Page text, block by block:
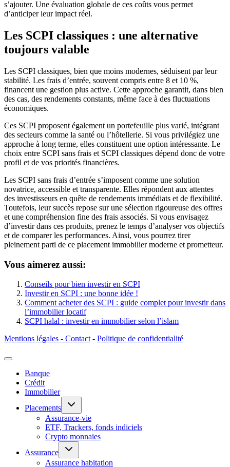
s’ajouter. Une évaluation globale de ces coûts vous permet
d’anticiper leur impact réel.
Les SCPI classiques : une alternative
toujours valable
Les SCPI classiques, bien que moins modernes, séduisent par leur
stabilité. Les frais d’entrée, souvent compris entre 8 et 10 %,
financent une gestion plus active. Cette approche garantit, dans bien
des cas, des rendements constants, même face à des fluctuations
économiques.
Ces SCPI proposent également un portefeuille plus varié, intégrant
des secteurs comme la santé ou l’hôtellerie. Si vous privilégiez une
approche à long terme, elles constituent une option intéressante. Le
choix entre SCPI sans frais et SCPI classiques dépend donc de votre
profil et de vos priorités financières.
Les SCPI sans frais d’entrée s’imposent comme une solution
novatrice, accessible et transparente. Elles répondent aux attentes
des investisseurs en quête de rendements immédiats et de flexibilité.
Toutefois, leur succès repose sur une sélection rigoureuse des offres
et une compréhension fine des frais associés. Si vous envisagez
d’investir dans ces produits, prenez le temps d’analyser vos objectifs
et de comparer les performances. Ainsi, vous pourrez tirer
pleinement parti de ce placement immobilier moderne et prometteur.
Vous aimerez aussi:
Conseils pour bien investir en SCPI
Investir en SCPI : une bonne idée !
Comment acheter des SCPI : guide complet pour investir dans
l’immobilier locatif
SCPI halal : investir en immobilier selon l’islam
Mentions légales - Contact - Politique de confidentialité
Banque
Crédit
Immobilier
Placements
Ouvrir/fermer
menu
enfant
Assurance-vie
ETF, Trackers, fonds indiciels
Crypto monnaies
Assurance
Ouvrir/fermer
menu
Assurance habitation